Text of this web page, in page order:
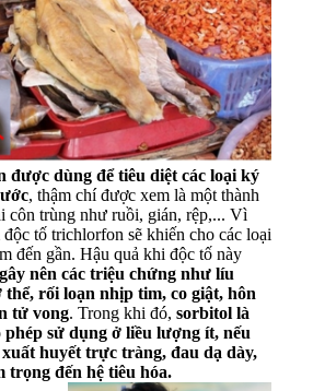
được dùng để tiêu diệt các loại ký
, thậm chí được xem là một thành
côn trùng như ruồi, gián, rệp,... Vì
tố trichlorfon sẽ khiến cho các loại
đến gần. Hậu quả khi độc tố này
gây nên các triệu chứng như líu
rối loạn nhịp tim, co giật, hôn
tử vong. Trong khi đó, sorbitol là
sử dụng ở liều lượng ít, nếu
xuất huyết trực tràng, đau dạ dày,
trọng đến hệ tiêu hóa.